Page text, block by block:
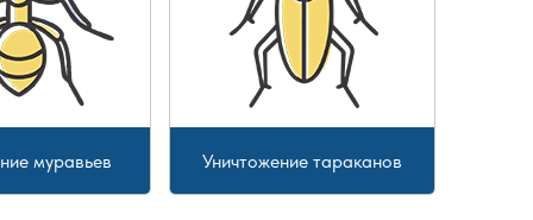
муравьев Уничтожение тараканов